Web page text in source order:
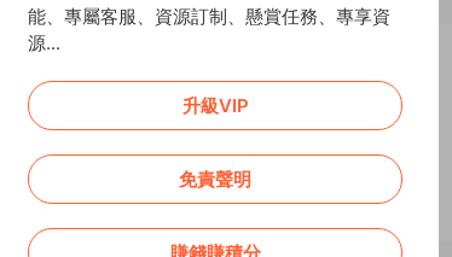
能、專屬客服、資源訂制、懸賞任務、專享資
源...
升級VIP
免責聲明
賺錢賺積分